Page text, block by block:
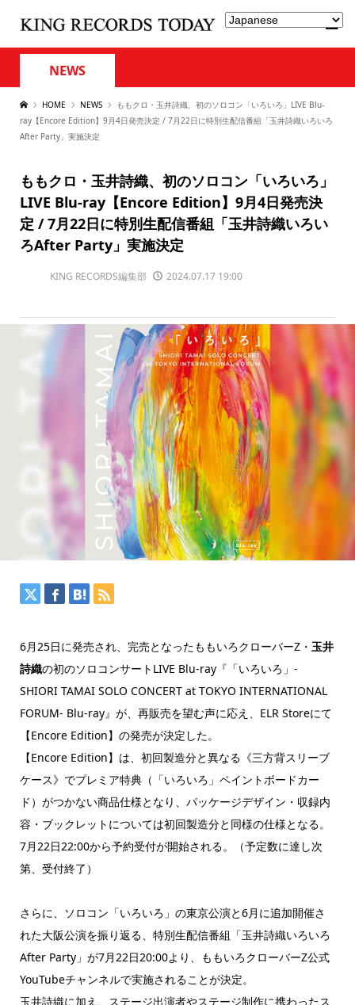
NEWS
HOME NEWS
ももクロ・玉井詩織、初のソロコン「いろいろ」LIVE Blu-
ray【Encore Edition】9月4日発売決定 / 7月22日に特別生配信番組「玉井詩織いろいろ
After Party」実施決定
ももクロ・玉井詩織、初のソロコン「いろいろ」
LIVE Blu-ray【Encore Edition】9月4日発売決
定 / 7月22日に特別生配信番組「玉井詩織いろい
ろAfter Party」実施決定
KING RECORDS編集部 2024.07.17 19:00
6月25日に発売され、完売となったももいろクローバーZ・ 玉井
詩織の初のソロコンサートLIVE Blu-ray『「いろいろ」-
SHIORI TAMAI SOLO CONCERT at TOKYO INTERNATIONAL
FORUM- Blu-ray』が、再販売を望む声に応え、ELR Storeにて
【Encore Edition】の発売が決定した。
【Encore Edition】は、初回製造分と異なる《三方背スリーブ
ケース》でプレミア特典（「いろいろ」ペイントボードカー
ド）がつかない商品仕様となり、パッケージデザイン・収録内
容・ブックレットについては初回製造分と同様の仕様となる。
7月22日22:00から予約受付が開始される。（予定数に達し次
第、受付終了）
さらに、ソロコン「いろいろ」の東京公演と6月に追加開催さ
れた大阪公演を振り返る、特別生配信番組「玉井詩織いろいろ
After Party」が7月22日20:00より、ももいろクローバーZ公式
YouTubeチャンネルで実施されることが決定。
玉井詩織に加え、ステージ出演者やステージ制作に携わったス